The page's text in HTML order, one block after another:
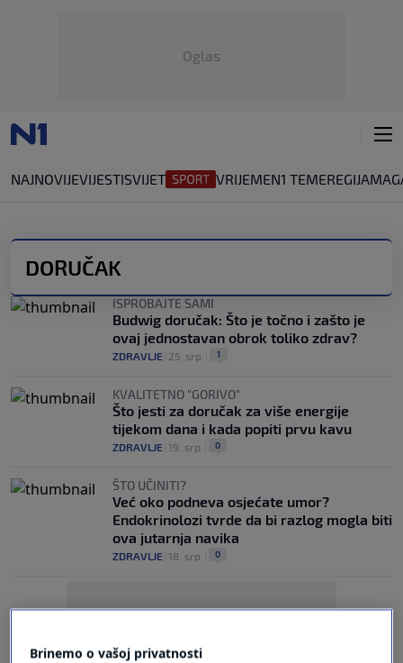
Oglas
NAJNOVIJEVIJESTISVIJET VRIJEMEN1 TEMEREGIJA
DORUČAK
ISPROBAJTE SAMI
Budwig doručak: Što je točno i zašto je
ovaj jednostavan obrok toliko zdrav?
ZDRAVLJE 25. srp. 1
KVALITETNO "GORIVO"
Što jesti za doručak za više energije
tijekom dana i kada popiti prvu kavu
ZDRAVLJE 19. srp. 0
ŠTO UČINITI?
Već oko podneva osjećate umor?
Endokrinolozi tvrde da bi razlog mogla biti
ova jutarnja navika
ZDRAVLJE 18. srp. 0
Brinemo o vašoj privatnosti